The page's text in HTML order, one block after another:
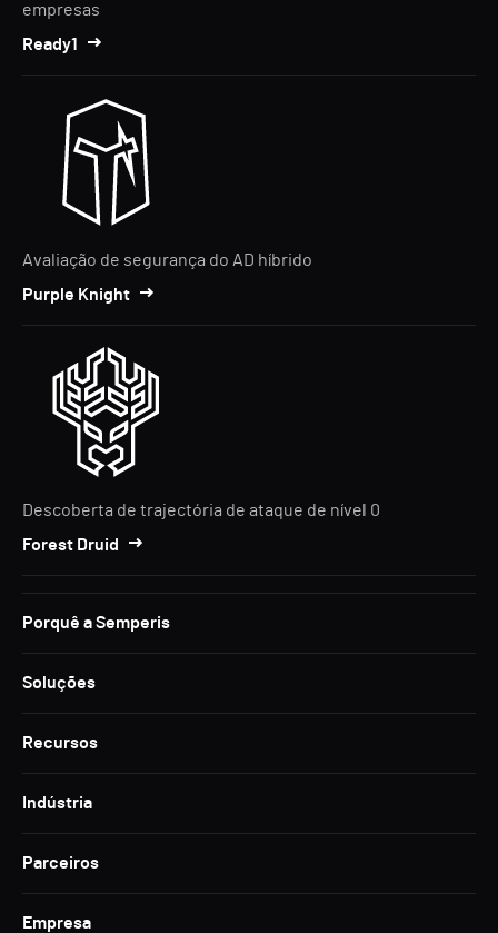
empresas
Ready1
Avaliação de segurança do AD híbrido
Purple Knight
Descoberta de trajectória de ataque de nível 0
Forest Druid
Porquê a Semperis
Soluções
Recursos
Indústria
Parceiros
Empresa